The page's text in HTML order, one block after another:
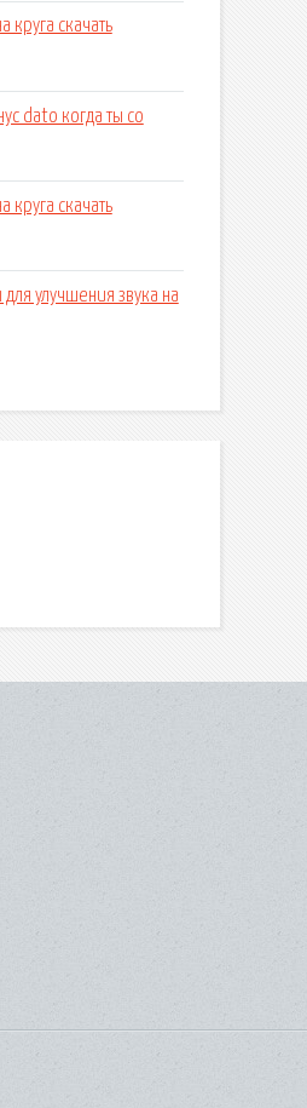
круга скачать
dato когда ты со
круга скачать
для улучшения звука на